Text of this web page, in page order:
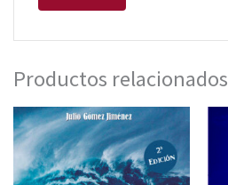
Productos relacionados